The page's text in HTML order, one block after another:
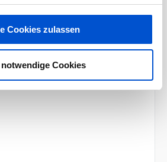
Cookies zulassen
Cookies